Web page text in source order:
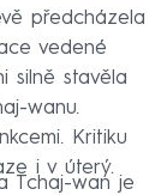
předcházela
vedené
silně stavěla
wanu.
Kritiku
i v úterý.
Tchaj-wan je